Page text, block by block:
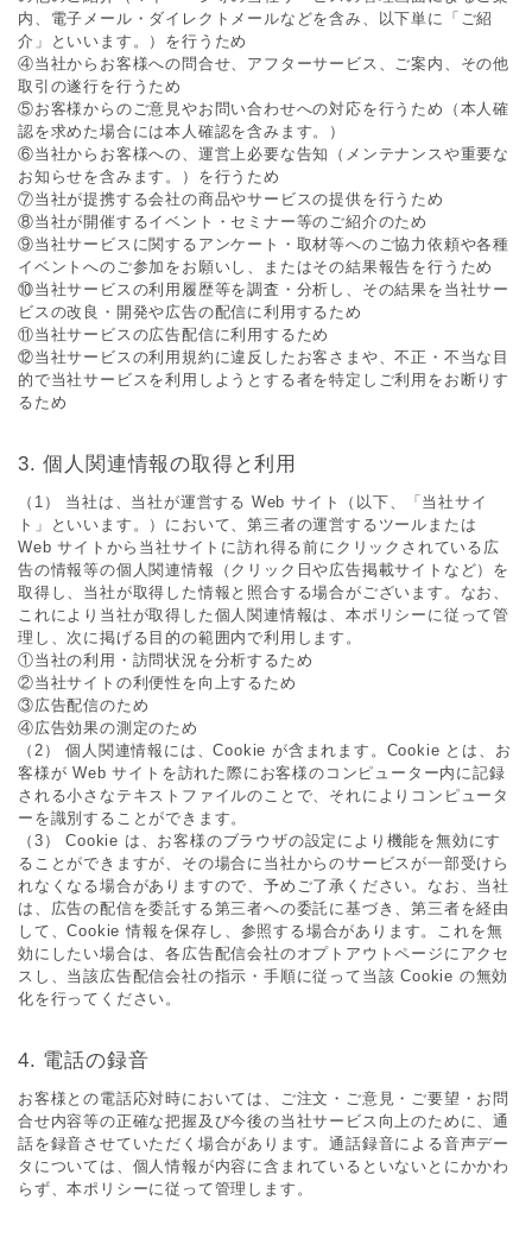
内、電⼦メール・ダイレクトメールなどを含み、以下単に「ご紹
介」といいます。）を⾏うため
④当社からお客様への問合せ、アフターサービス、ご案内、その他
取引の遂⾏を⾏うため
⑤お客様からのご意⾒やお問い合わせへの対応を⾏うため（本⼈確
認を求めた場合には本⼈確認を含みます。）
⑥当社からお客様への、運営上必要な告知（メンテナンスや重要な
お知らせを含みます。）を⾏うため
⑦当社が提携する会社の商品やサービスの提供を⾏うため
⑧当社が開催するイベント・セミナー等のご紹介のため
⑨当社サービスに関するアンケート・取材等へのご協⼒依頼や各種
イベントへのご参加をお願いし、またはその結果報告を⾏うため
⑩当社サービスの利⽤履歴等を調査・分析し、その結果を当社サー
ビスの改良・開発や広告の配信に利⽤するため
⑪当社サービスの広告配信に利⽤するため
⑫当社サービスの利⽤規約に違反したお客さまや、不正・不当な⽬
的で当社サービスを利⽤しようとする者を特定しご利⽤をお断りす
るため
個⼈関連情報の取得と利⽤
（1） 当社は、当社が運営する Web サイト（以下、「当社サイ
ト」といいます。）において、第三者の運営するツールまたは
Web サイトから当社サイトに訪れ得る前にクリックされている広
告の情報等の個⼈関連情報（クリック⽇や広告掲載サイトなど）を
取得し、当社が取得した情報と照合する場合がございます。なお、
これにより当社が取得した個⼈関連情報は、本ポリシーに従って管
理し、次に掲げる⽬的の範囲内で利⽤します。
①当社の利⽤・訪問状況を分析するため
②当社サイトの利便性を向上するため
③広告配信のため
④広告効果の測定のため
（2） 個⼈関連情報には、Cookie が含まれます。Cookie とは、お
客様が Web サイトを訪れた際にお客様のコンピューター内に記録
される⼩さなテキストファイルのことで、それによりコンピュータ
ーを識別することができます。
（3） Cookie は、お客様のブラウザの設定により機能を無効にす
ることができますが、その場合に当社からのサービスが⼀部受けら
れなくなる場合がありますので、予めご了承ください。なお、当社
は、広告の配信を委託する第三者への委託に基づき、第三者を経由
して、Cookie 情報を保存し、参照する場合があります。これを無
効にしたい場合は、各広告配信会社のオプトアウトページにアクセ
スし、当該広告配信会社の指⽰・⼿順に従って当該 Cookie の無効
化を⾏ってください。
電話の録⾳
お客様との電話応対時においては、ご注⽂・ご意⾒・ご要望・お問
合せ内容等の正確な把握及び今後の当社サービス向上のために、通
話を録⾳させていただく場合があります。通話録⾳による⾳声デー
タについては、個⼈情報が内容に含まれているといないとにかかわ
らず、本ポリシーに従って管理します。